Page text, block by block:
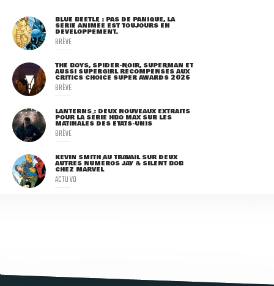
BLUE BEETLE : PAS DE PANIQUE, LA
SÉRIE ANIMÉE EST TOUJOURS EN
DÉVELOPPEMENT.
BRÈVE
THE BOYS, SPIDER-NOIR, SUPERMAN ET
AUSSI SUPERGIRL RÉCOMPENSÉS AUX
CRITICS CHOICE SUPER AWARDS 2026
BRÈVE
LANTERNS : DEUX NOUVEAUX EXTRAITS
POUR LA SÉRIE HBO MAX SUR LES
MATINALES DES ETATS-UNIS
BRÈVE
KEVIN SMITH AU TRAVAIL SUR DEUX
AUTRES NUMÉROS JAY & SILENT BOB
CHEZ MARVEL
ACTU VO